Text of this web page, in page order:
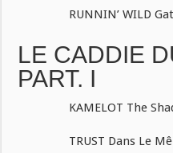
RUNNIN’ WILD Gates
LE CADDIE
PART. I
KAMELOT The
TRUST Dans Le